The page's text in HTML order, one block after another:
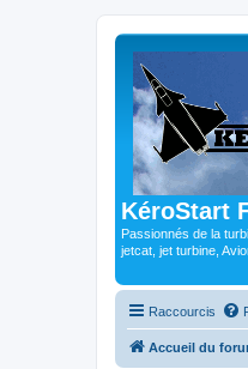
KéroStart
Passionnés de la
jetcat, jet turbine,
Raccourcis
Accueil du